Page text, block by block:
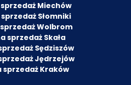
Miechów
Słomniki
Wolbrom
sprzedaż Skała
Sędziszów
Jędrzejów
sprzedaż Kraków